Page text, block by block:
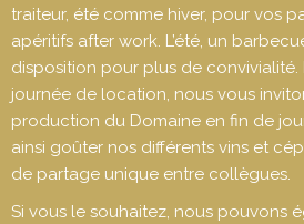
traiteur, été comme hiver, pour vos
apéritifs after work. L’été, un
disposition pour plus de
journée de location, nous vous
production du Domaine en fin de
ainsi goûter nos différents vins et
de partage unique entre collègues.
Si vous le souhaitez, nous pouvons